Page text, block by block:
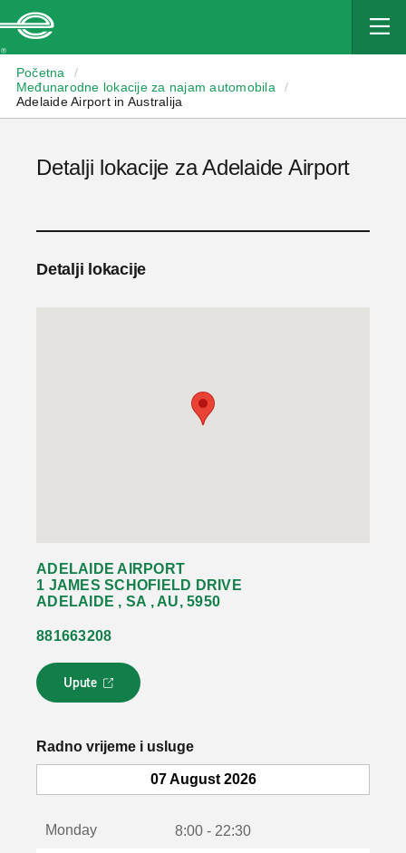
Početna
/
Međunarodne lokacije za najam automobila
/
Adelaide Airport in Australija
Detalji lokacije za Adelaide Airport
Detalji lokacije
ADELAIDE AIRPORT
1 JAMES SCHOFIELD DRIVE
ADELAIDE , SA , AU, 5950
881663208
Upute
L
i
k
o
Radno vrijeme i usluge
07 August 2026
Monday 8:00 - 22:30